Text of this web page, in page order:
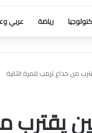
رياضة عربي
من خداع ترمب للمرة الثانية
يقترب